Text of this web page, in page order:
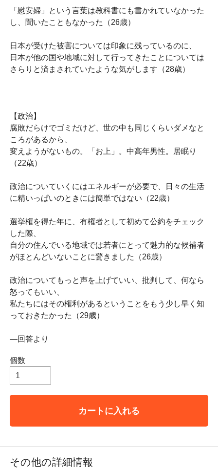
「慰安婦」という言葉は教科書にも書かれていなかった
し、聞いたこともなかった（26歳）
日本が受けた被害については印象に残っているのに、
日本が他の国や地域に対して行ってきたことについては
さらりと済まされていたような気がします（28歳）
【政治】
腐敗だらけでゴミだけど、世の中も同じくらいダメなと
ころがあるから、
変えようがないもの。「お上」。中高年男性。居眠り
（22歳）
政治についていくにはエネルギーが必要で、日々の生活
に精いっぱいのときには簡単ではない（22歳）
選挙権を得た年に、有権者として初めて公約をチェック
した際、
自分の住んでいる地域では若者にとって魅力的な候補者
がほとんどいないことに驚きました（26歳）
政治についてもっと声を上げていい、批判して、何なら
怒ってもいい、
私たちにはその権利があるということをもう少し早く知
っておきたかった（29歳）
—回答より
個数
カートに入れる
その他の詳細情報